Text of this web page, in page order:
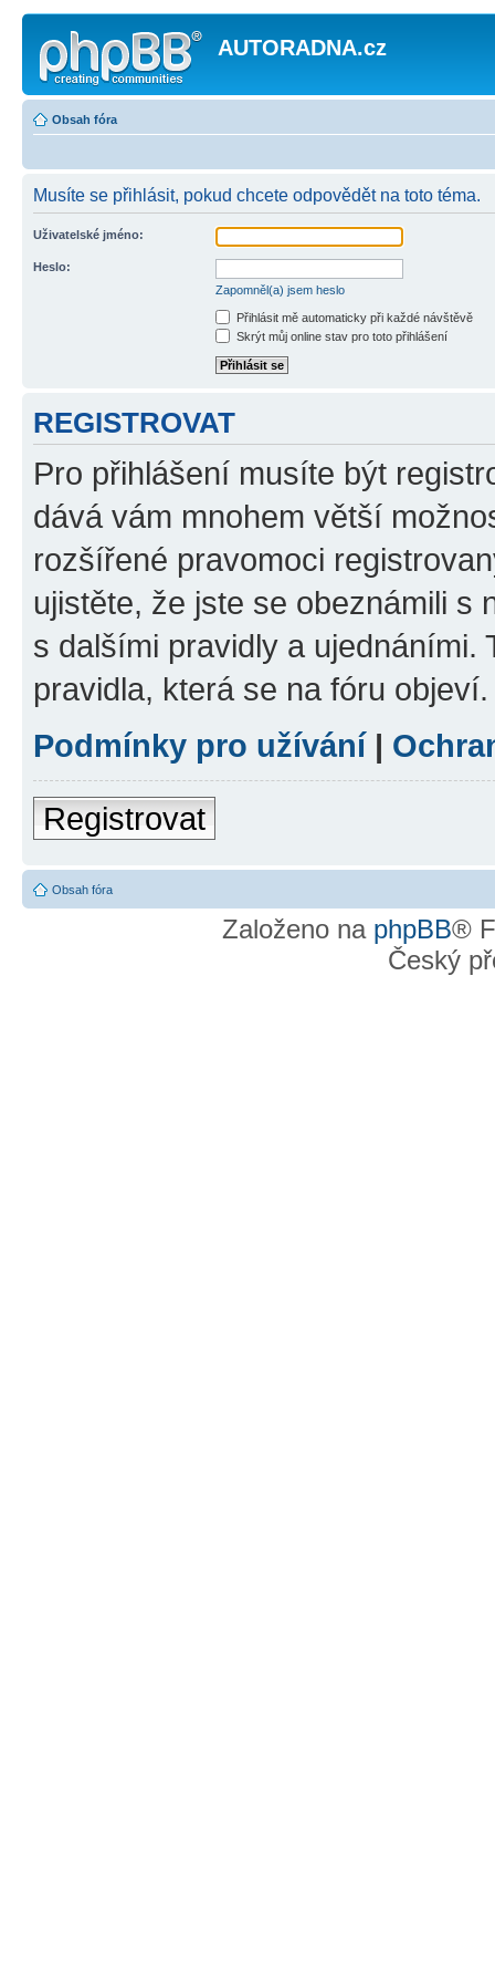
AUTORADNA.cz
Obsah fóra
Musíte se přihlásit, pokud chcete odpovědět na toto téma.
Uživatelské jméno:
Heslo:
Zapomněl(a) jsem heslo
Přihlásit mě automaticky při každé návštěvě
Skrýt můj online stav pro toto přihlášení
REGISTROVAT
Pro přihlášení musíte být
dává vám mnohem větší
rozšířené pravomoci
ujistěte, že jste se obeznámili s
s dalšími pravidly a ujednáními.
pravidla, která se na fóru objeví.
Podmínky pro užívání|
Registrovat
Obsah fóra
Založeno na phpBB®
Český